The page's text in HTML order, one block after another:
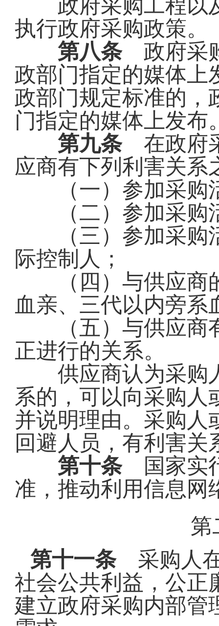
政府采购工程以及
执行政府采购政策。
第八条政府采
政部门指定的媒体上
政部门规定标准的，
门指定的媒体上发布
第九条在政府
应商有下列利害关系
（一）参加采购
（二）参加采购
（三）参加采购
际控制人；
（四）与供应商的
血亲、三代以内旁系
（五）与供应商有
正进行的关系。
供应商认为采购人
系的，可以向采购人
并说明理由。采购人
回避人员，有利害
第十条国家实
准，推动利用信息网
第
第十一条采购人在
社会公共利益，公正
建立政府采购内部管